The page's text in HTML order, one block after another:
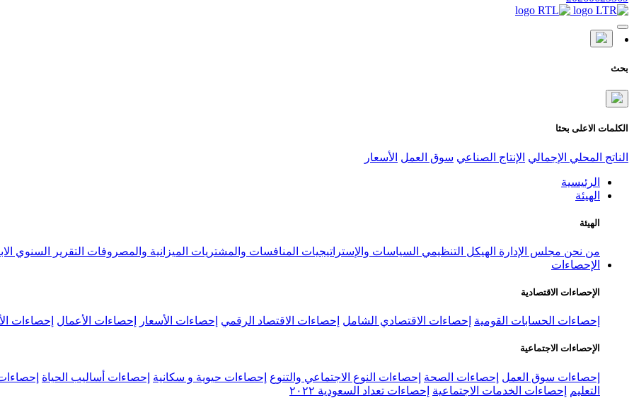
بحث
الكلمات الاعلى بحثا
الناتج المحلي الإجمالي الإنتاج الصناعي سوق العمل الأسعار
الرئيسية
الهيئة
الهيئة
من نحن مجلس الإدارة الهيكل التنظيمي السياسات والإستراتيجيات المنافسات والمشتريات الميزانية والمصروفات التقرير السنوي
الإحصاءات
الإحصاءات الاقتصادية
إحصاءات الحسابات القومية إحصاءات الاقتصادي الشامل إحصاءات الاقتصاد الرقمي إحصاءات الأسعار إحصاءات الأعمال إحصاءات
الإحصاءات الاجتماعية
إحصاءات سوق العمل إحصاءات الصحة إحصاءات النوع الاجتماعي والتنوع إحصاءات حيوية و سكانية إحصاءات أساليب الحياة
التعليم
إحصاءات الخدمات الاجتماعية إحصاءات تعداد السعودية ٢٠٢٢